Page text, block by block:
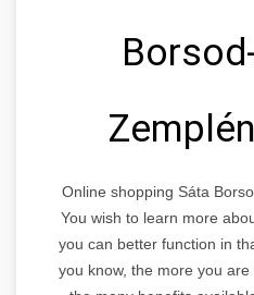
Online shopping Sáta
You wish to learn more
you can better function in
you know, the more you